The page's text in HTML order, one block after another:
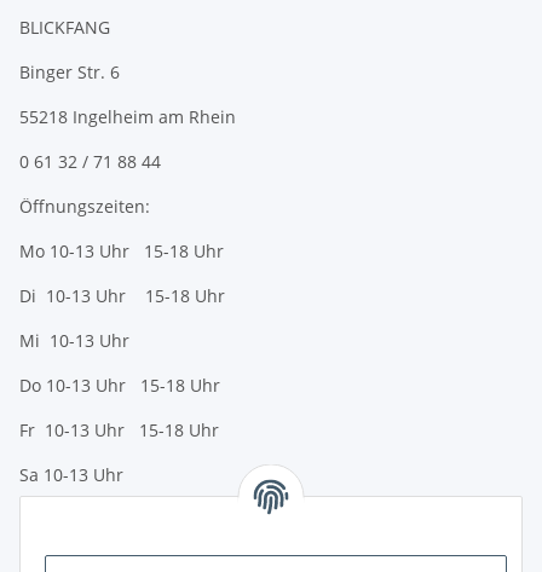
BLICKFANG
Binger Str. 6
55218 Ingelheim am Rhein
0 61 32 / 71 88 44
Öffnungszeiten:
Mo 10-13 Uhr 15-18 Uhr
Di 10-13 Uhr 15-18 Uhr
Mi 10-13 Uhr
Do 10-13 Uhr 15-18 Uhr
Fr 10-13 Uhr 15-18 Uhr
Sa 10-13 Uhr
Vorkasse (per Bank-Überweisung)